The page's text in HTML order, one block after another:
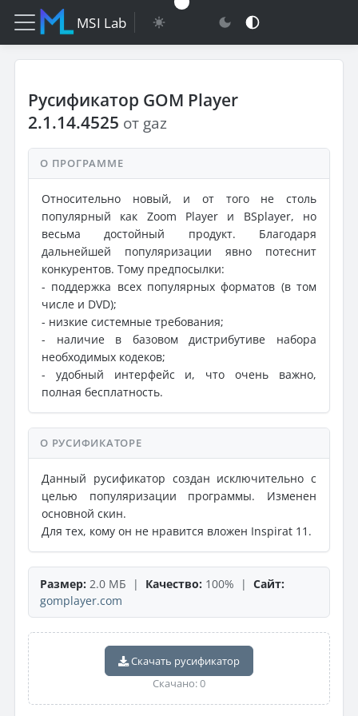
MSI Lab
Русификатор GOM Player
2.1.14.4525 от gaz
О ПРОГРАММЕ
Относительно новый, и от того не столь
популярный как Zoom Player и BSplayer, но
весьма достойный продукт. Благодаря
дальнейшей популяризации явно потеснит
конкурентов. Тому предпосылки:
- поддержка всех популярных форматов (в том
числе и DVD);
- низкие системные требования;
- наличие в базовом дистрибутиве набора
необходимых кодеков;
- удобный интерфейс и, что очень важно,
полная бесплатность.
О РУСИФИКАТОРЕ
Данный русификатор создан исключительно с
целью популяризации программы. Изменен
основной скин.
Для тех, кому он не нравится вложен Inspirat 11.
Размер: 2.0 МБ | Качество: 100% | Сайт:
gomplayer.com
Скачать русификатор
Скачано: 0